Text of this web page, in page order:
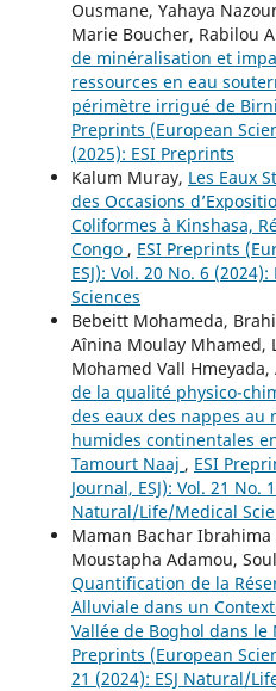
Ousmane, Yahaya
Marie Boucher, Rabilou
de minéralisation et
ressources en eau
périmètre irrigué de
Preprints (European
(2025): ESI Preprints
Kalum Muray, Les Eaux
des Occasions
Coliformes à Kinshasa,
Congo , ESI Preprints
ESJ): Vol. 20 No. 6
Sciences
Bebeitt Mohameda,
Aînina Moulay Mhamed,
Mohamed Vall
de la qualité physico-
des eaux des nappes au
humides continentales
Tamourt Naaj , ESI
Journal, ESJ): Vol. 21 No.
Natural/Life/Medical
Maman Bachar
Moustapha Adamou,
Quantification de la
Alluviale dans un
Vallée de Boghol dans le
Preprints (European
21 (2024): ESJ Natural/